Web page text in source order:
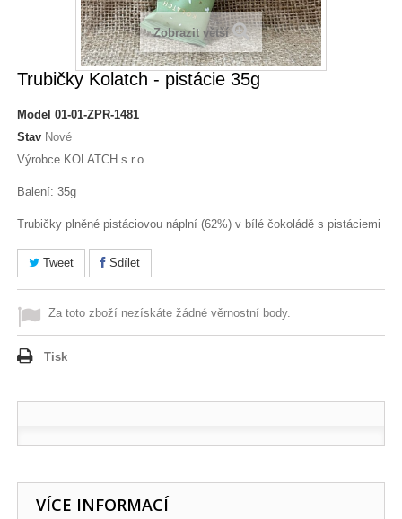
Zobrazit větší
Trubičky Kolatch - pistácie 35g
Model 01-01-ZPR-1481
Stav Nové
Výrobce KOLATCH s.r.o.
Balení: 35g
Trubičky plněné pistáciovou náplní (62%) v bílé čokoládě s pistáciemi
Tweet Sdílet
Za toto zboží nezískáte žádné věrnostní body.
Tisk
VÍCE INFORMACÍ